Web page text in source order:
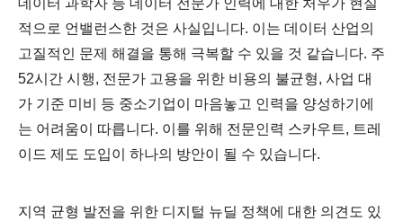
데이터 과학자 등 데이터 전문가 인력에 대한 처우가 현실
적으로 언밸런스한 것은 사실입니다. 이는 데이터 산업의
고질적인 문제 해결을 통해 극복할 수 있을 것 같습니다. 주
52시간 시행, 전문가 고용을 위한 비용의 불균형, 사업 대
가 기준 미비 등 중소기업이 마음놓고 인력을 양성하기에
는 어려움이 따릅니다. 이를 위해 전문인력 스카우트, 트레
이드 제도 도입이 하나의 방안이 될 수 있습니다.
지역 균형 발전을 위한 디지털 뉴딜 정책에 대한 의견도 있